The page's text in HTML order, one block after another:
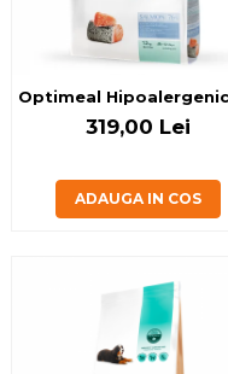
Optimeal
319,00 Lei
ADAUGA IN COS